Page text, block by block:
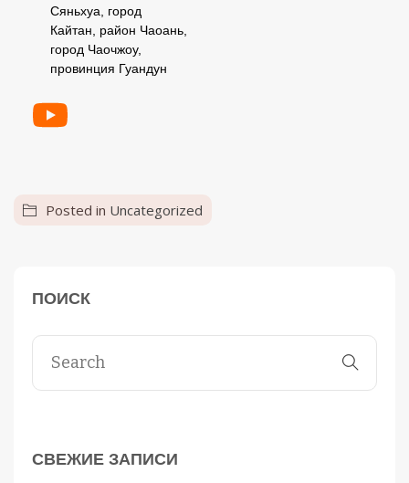
Сяньхуа, город
Кайтан, район Чаоань,
город Чаочжоу,
провинция Гуандун
Posted in Uncategorized
ПОИСК
СВЕЖИЕ ЗАПИСИ